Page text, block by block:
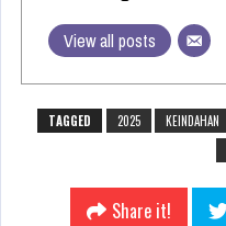
View all posts
TAGGED 2025 KEINDAHAN
Share it!